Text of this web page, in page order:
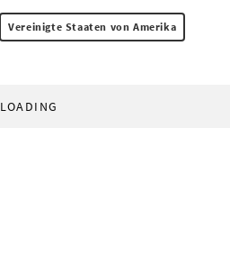
Vereinigte Staaten von Amerika
LOADING